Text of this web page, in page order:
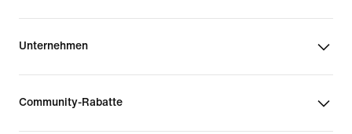
Unternehmen
Community-Rabatte